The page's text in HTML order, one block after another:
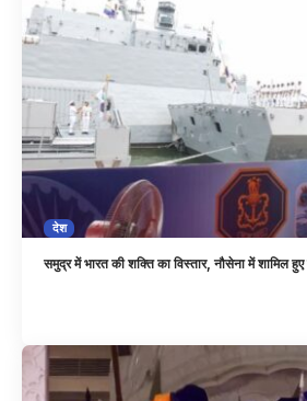
देश
समुद्र में भारत की शक्ति का विस्तार, नौसेना में शामिल